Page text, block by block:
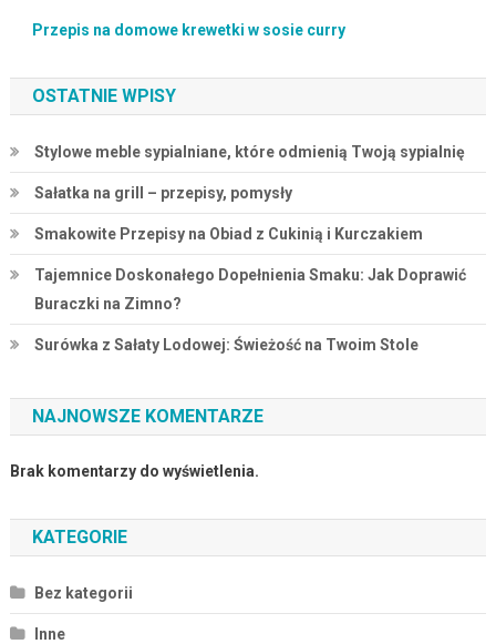
Przepis na domowe krewetki w sosie curry
OSTATNIE WPISY
Stylowe meble sypialniane, które odmienią Twoją sypialnię
Sałatka na grill – przepisy, pomysły
Smakowite Przepisy na Obiad z Cukinią i Kurczakiem
Tajemnice Doskonałego Dopełnienia Smaku: Jak Doprawić
Buraczki na Zimno?
Surówka z Sałaty Lodowej: Świeżość na Twoim Stole
NAJNOWSZE KOMENTARZE
Brak komentarzy do wyświetlenia.
KATEGORIE
Bez kategorii
Inne